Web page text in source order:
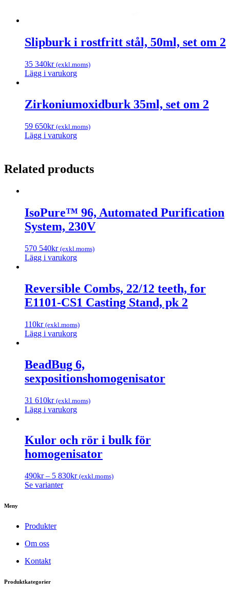
Slipburk i rostfritt stål, 50ml, set om 2
35 340kr (exkl.moms)
Lägg i varukorg
Zirkoniumoxidburk 35ml, set om 2
59 650kr (exkl.moms)
Lägg i varukorg
Related products
IsoPure™ 96, Automated Purification
System, 230V
570 540kr (exkl.moms)
Lägg i varukorg
Reversible Combs, 22/12 teeth, for
E1101-CS1 Casting Stand, pk 2
110kr (exkl.moms)
Lägg i varukorg
BeadBug 6,
sexpositionshomogenisator
31 610kr (exkl.moms)
Lägg i varukorg
Kulor och rör i bulk för
homogenisator
490kr– 5 830kr (exkl.moms)
Se varianter
Meny
Produkter
Om oss
Kontakt
Produktkategorier